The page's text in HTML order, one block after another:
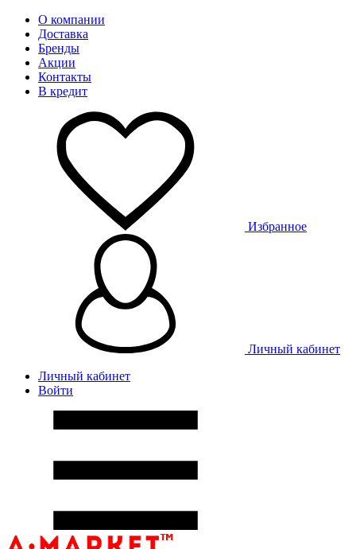
О компании
Доставка
Бренды
Акции
Контакты
В кредит
Избранное
Личный кабинет
Личный кабинет
Войти